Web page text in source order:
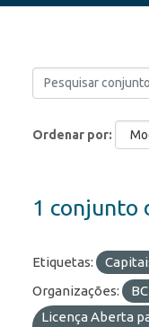
Ordenar por
1 conjunto
Etiquetas:
Organizações:
Licença Aberta